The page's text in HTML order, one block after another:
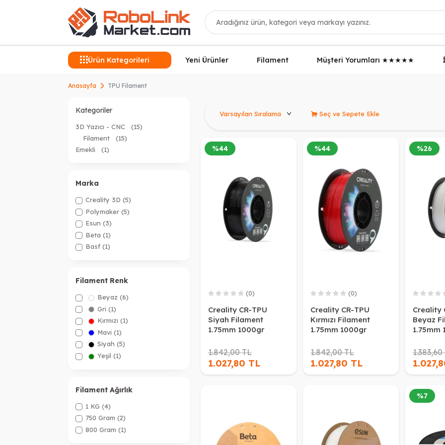
Ara
Ürün Kategorileri Yeni Ürünler Filament Müşteri Yorumları ★★★★★
Anasayfa TPU Filament
Kategoriler
3D Yazıcı - CNC
(15)
Filament
(15)
Emekli
(1)
Marka
Creality 3D (5)
Polymaker (5)
Esun (3)
Beta (1)
Basf (1)
Filament Renk
Beyaz (6)
Gri (1)
Kırmızı (1)
Mavi (1)
Siyah (5)
Yeşil (1)
Filament Ağırlık
1 KG (4)
750 Gram (2)
800 Gram (1)
Seç ve Sepete Ekle
%44
(0)
Creality CR-TPU
Siyah Filament
1.75mm 1000gr
1.842,00 TL
1.027,80 TL
%44
(0)
Creality CR-TPU
Kırmızı Filament
1.75mm 1000gr
1.842,00 TL
1.027,80 TL
%26
Creality
Beyaz
1.75mm
1.383,60
%7